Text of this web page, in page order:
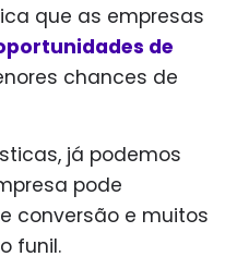
que as empresas
de
chances de
já podemos
pode
conversão e muitos
funil.